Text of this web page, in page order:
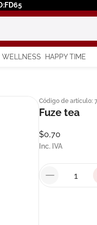
WELLNESS HAPPY TIME
Código de artículo:
Fuze tea
$0,70
Inc. IVA